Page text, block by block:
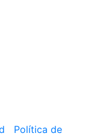
Política de